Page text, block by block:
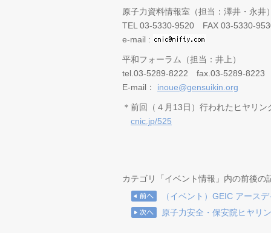
原子力資料情報室（担当：澤井・永井
TEL 03-5330-9520 FAX 03-5330-
e-mail :
平和フォーラム（担当：井上）
tel.03-5289-8222 fax.03-5289-8223
E-mail： inoue@gensuikin.org
＊前回（４月13日）行われたヒヤリン
cnic.jp/525
カテゴリ「イベント情報」内の前後の
（イベント）GEIC アース
原子力安全・保安院ヒヤリ